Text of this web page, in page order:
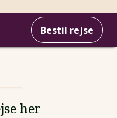
Bestil rejse
her